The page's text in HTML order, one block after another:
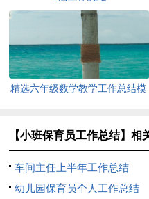
精选六年级数学教学工作总结模
【小班保育员工作总结】相
车间主任上半年工作总结
幼儿园保育员个人工作总结